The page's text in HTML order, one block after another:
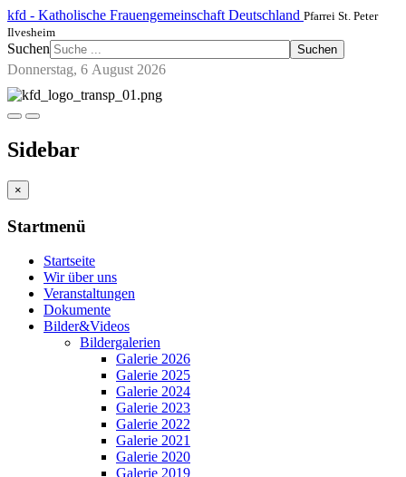
kfd - Katholische Frauengemeinschaft Deutschland Pfarrei St. Peter
Ilvesheim
Suchen Suchen
Donnerstag, 6 August 2026
Sidebar
×
Startmenü
Startseite
Wir über uns
Veranstaltungen
Dokumente
Bilder&Videos
Bildergalerien
Galerie 2026
Galerie 2025
Galerie 2024
Galerie 2023
Galerie 2022
Galerie 2021
Galerie 2020
Galerie 2019